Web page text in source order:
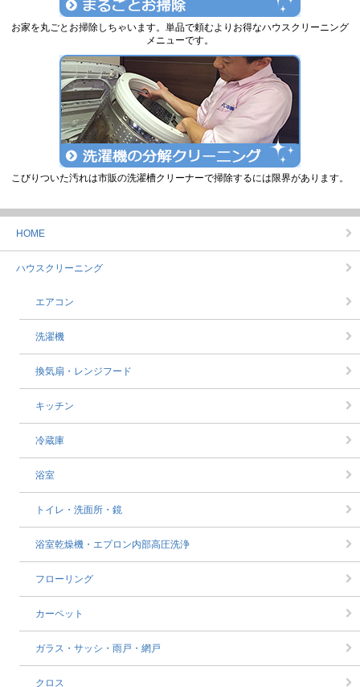
お家を丸ごとお掃除しちゃいます。単品で頼むよりお得なハウスクリーニング
メニューです。
こびりついた汚れは市販の洗濯槽クリーナーで掃除するには限界があります。
HOME
ハウスクリーニング
エアコン
洗濯機
換気扇・レンジフード
キッチン
冷蔵庫
浴室
トイレ・洗面所・鏡
浴室乾燥機・エプロン内部高圧洗浄
フローリング
カーペット
ガラス・サッシ・雨戸・網戸
クロス